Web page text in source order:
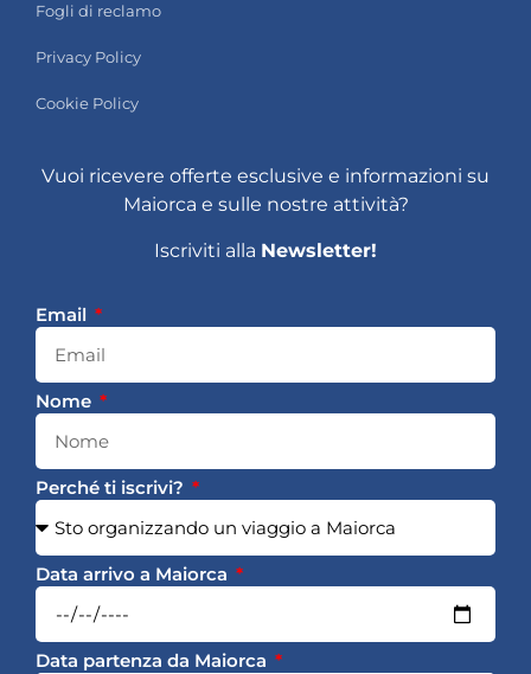
Fogli di reclamo
Privacy Policy
Cookie Policy
Vuoi ricevere offerte esclusive e informazioni su
Maiorca e sulle nostre attività?
Iscriviti alla Newsletter!
Email
Nome
Perché ti iscrivi?
Data arrivo a Maiorca
Data partenza da Maiorca